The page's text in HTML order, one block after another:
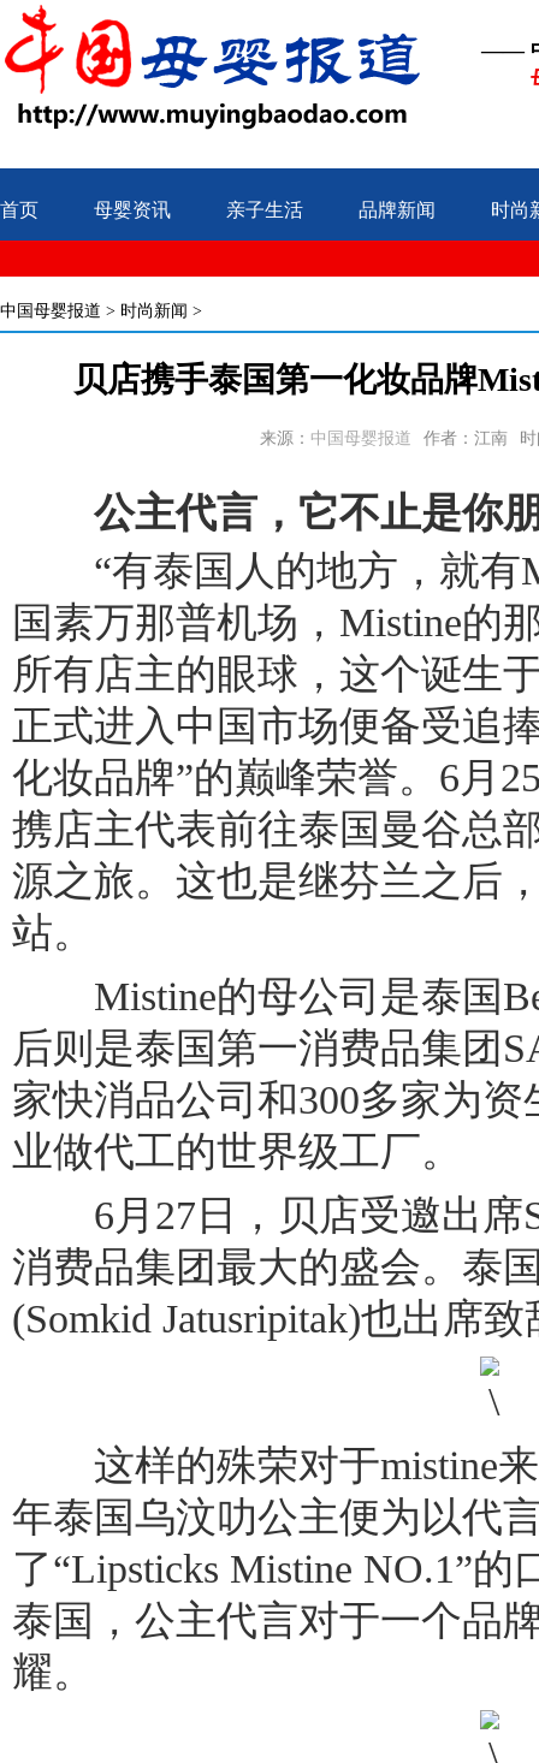
——
首页 母婴资讯 亲子生活 品牌新闻 时尚
中国母婴报道 > 时尚新闻 >
贝店携手泰国第一化妆品牌
来源： 中国母婴报道 作者：江南
公主代言，它不止是你
“有泰国人的地方，就有
国素万那普机场，Mistine的
所有店主的眼球，这个诞生
正式进入中国市场便备受追
化妆品牌”的巅峰荣誉。6月
携店主代表前往泰国曼谷总
源之旅。这也是继芬兰之后
站。
Mistine的母公司是泰国
后则是泰国第一消费品集团
家快消品公司和300多家为
业做代工的世界级工厂。
6月27日，贝店受邀出席
消费品集团最大的盛会。泰
(Somkid Jatusripitak)也出席致
这样的殊荣对于mistine来
年泰国乌汶叻公主便为以代
了“Lipsticks Mistine NO.1”
泰国，公主代言对于一个品
耀。